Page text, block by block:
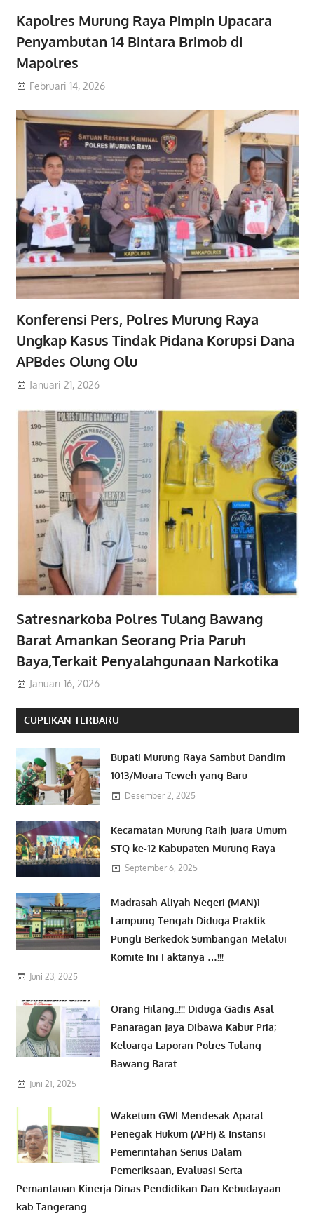
Kapolres Murung Raya Pimpin Upacara
Penyambutan 14 Bintara Brimob di
Mapolres
Februari 14, 2026
Konferensi Pers, Polres Murung Raya
Ungkap Kasus Tindak Pidana Korupsi Dana
APBdes Olung Olu
Januari 21, 2026
Satresnarkoba Polres Tulang Bawang
Barat Amankan Seorang Pria Paruh
Baya,Terkait Penyalahgunaan Narkotika
Januari 16, 2026
CUPLIKAN TERBARU
Bupati Murung Raya Sambut Dandim
1013/Muara Teweh yang Baru
Desember 2, 2025
Kecamatan Murung Raih Juara Umum
STQ ke-12 Kabupaten Murung Raya
September 6, 2025
Madrasah Aliyah Negeri (MAN)1
Lampung Tengah Diduga Praktik
Pungli Berkedok Sumbangan Melalui
Komite Ini Faktanya …!!!
Juni 23, 2025
Orang Hilang..!!! Diduga Gadis Asal
Panaragan Jaya Dibawa Kabur Pria;
Keluarga Laporan Polres Tulang
Bawang Barat
Juni 21, 2025
Waketum GWI Mendesak Aparat
Penegak Hukum (APH) & Instansi
Pemerintahan Serius Dalam
Pemeriksaan, Evaluasi Serta
Pemantauan Kinerja Dinas Pendidikan Dan Kebudayaan
kab.Tangerang